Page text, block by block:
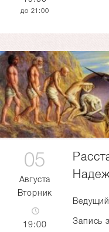
21:00
05
Августа
Вторник
19:00 Запись